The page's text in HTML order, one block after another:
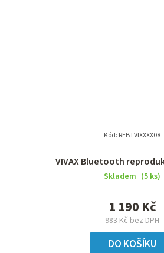
VIVAX Bluetooth
Skladem (5 ks)
983 Kč bez DPH
1 190 Kč
DO KOŠÍKU
Kód: REBTVIXXXX08